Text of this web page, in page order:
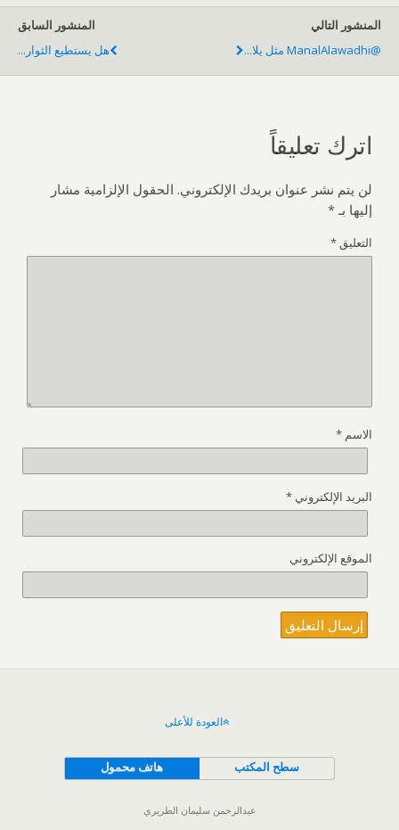
المنشور السابق
هل يستطيع الثوار...
المنشور التالي
@ManalAlawadhi مثل يلا...
اترك تعليقاً
لن يتم نشر عنوان بريدك الإلكتروني. الحقول الإلزامية مشار
إليها بـ*
التعليق*
الاسم *
البريد الإلكتروني *
الموقع الإلكتروني
العودة للأعلى
هاتف محمول سطح المكتب
عبدالرحمن سليمان الطريري